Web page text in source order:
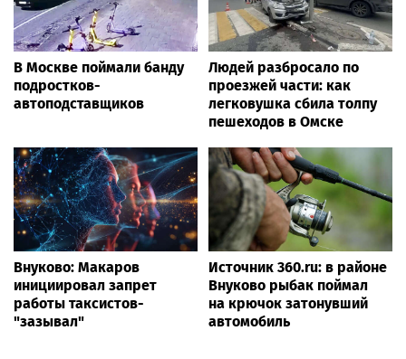
В Москве поймали банду
подростков-
автоподставщиков
Людей разбросало по
проезжей части: как
легковушка сбила толпу
пешеходов в Омске
Внуково: Макаров
инициировал запрет
работы таксистов-
"зазывал"
Источник 360.ru: в районе
Внуково рыбак поймал
на крючок затонувший
автомобиль